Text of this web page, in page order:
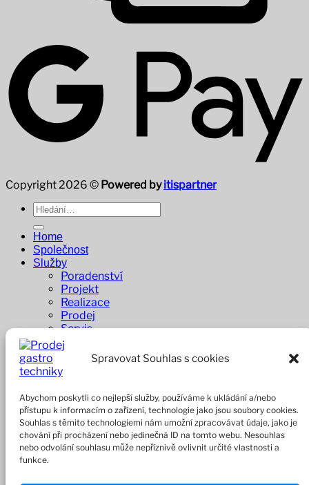
Spravovat Souhlas s cookies
Abychom poskytli co nejlepší služby, používáme k ukládání a/nebo
přístupu k informacím o zařízení, technologie jako jsou soubory cookies.
Souhlas s těmito technologiemi nám umožní zpracovávat údaje, jako je
chování při procházení nebo jedinečná ID na tomto webu. Nesouhlas
nebo odvolání souhlasu může nepříznivě ovlivnit určité vlastnosti a
funkce.
Copyright 2026 © Powered byitispartner
Hledat:
Home
Společnost
Služby
Poradenství
Projekt
Realizace
Prodej
Servis
Dodavatelé
Reference
Penzion Pastouška
Bowling Brno
A1 buffet
Whisky Bar
E-shop
Přihlášení